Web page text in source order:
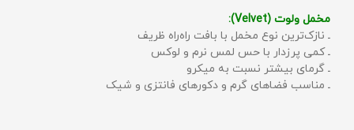
مخمل ولوت (Velvet):
ـ نازک‌ترین نوع مخمل با بافت راه‌راه ظریف
ـ کمی پرزدار با حس لمس نرم و لوکس
ـ گرمای بیشتر نسبت به میکرو
ـ مناسب فضاهای گرم و دکورهای فانتزی و شیک